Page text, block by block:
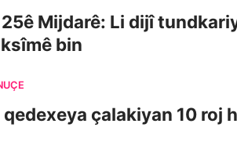
Mijdarê: Li dijî
bin
çalakiyan 10 roj